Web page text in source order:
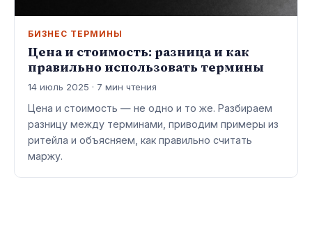
БИЗНЕС ТЕРМИНЫ
Цена и стоимость: разница и как
правильно использовать термины
14 июль 2025 · 7 мин чтения
Цена и стоимость — не одно и то же. Разбираем
разницу между терминами, приводим примеры из
ритейла и объясняем, как правильно считать
маржу.